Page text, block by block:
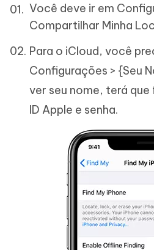
Você deve ir em
Compartilhar Minha
Para o iCloud, você
Configurações > {Seu
ver seu nome, terá
ID Apple e senha.